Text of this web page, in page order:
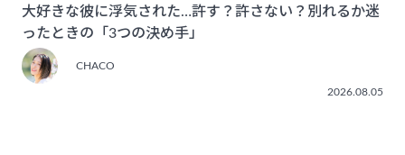
大好きな彼に浮気された…許す？許さない？別れるか迷
ったときの「3つの決め手」
CHACO
2026.08.05